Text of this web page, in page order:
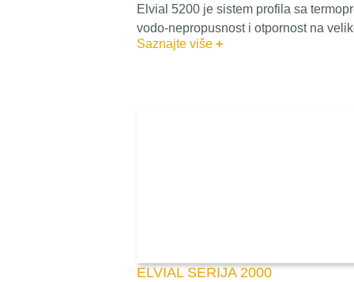
Elvial 5200 je sistem profila sa
vodo-nepropusnost i otpornost na
Saznajte više+
ELVIAL SERIJA 2000